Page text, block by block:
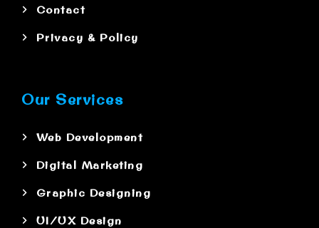
Contact
Privacy & Policy
Our Services
Web Development
Digital Marketing
Graphic Designing
UI/UX Design